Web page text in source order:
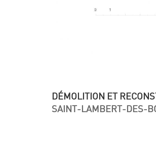
DÉMOLITION ET
SAINT-LAMBERT-DES-